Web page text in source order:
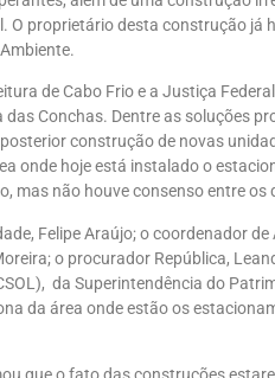
O proprietário desta construção já
de Cabo Frio e a Justiça
Conchas. Dentre as soluções
construção de novas
onde hoje está instalado o
mas não houve consenso entre os
Felipe Araújo; o coordenador
o procurador República,
da Superintendência do
da área onde estão os